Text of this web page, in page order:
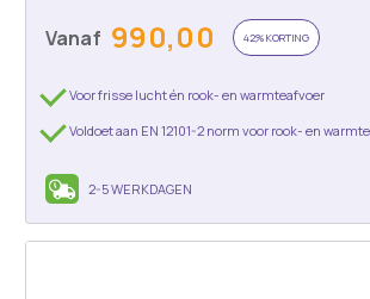
Vanaf 990,00 42% KORTING
Voor frisse lucht én rook- en warmteafvoer
Voldoet aan EN 12101-2 norm voor rook- en
2-5 WERKDAGEN